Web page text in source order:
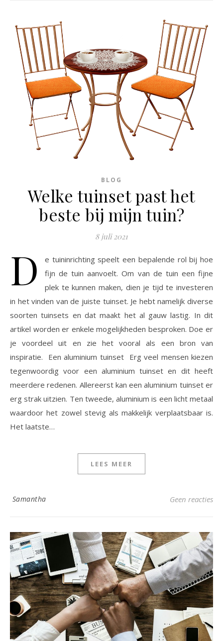
BLOG
Welke tuinset past het
beste bij mijn tuin?
8 juli 2021
D
e tuininrichting speelt een bepalende rol bij hoe
fijn de tuin aanvoelt. Om van de tuin een fijne
plek te kunnen maken, dien je tijd te investeren
in het vinden van de juiste tuinset. Je hebt namelijk diverse
soorten tuinsets en dat maakt het al gauw lastig. In dit
artikel worden er enkele mogelijkheden besproken. Doe er
je voordeel uit en zie het vooral als een bron van
inspiratie. Een aluminium tuinset Erg veel mensen kiezen
tegenwoordig voor een aluminium tuinset en dit heeft
meerdere redenen. Allereerst kan een aluminium tuinset er
erg strak uitzien. Ten tweede, aluminium is een licht metaal
waardoor het zowel stevig als makkelijk verplaatsbaar is.
Het laatste…
LEES MEER
Samantha Geen reacties